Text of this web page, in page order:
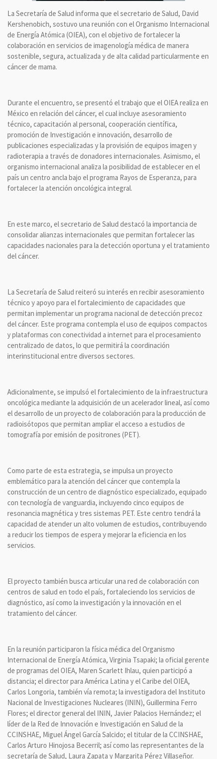
La Secretaría de Salud informa que el secretario de Salud, David
Kershenobich, sostuvo una reunión con el Organismo Internacional
de Energía Atómica (OIEA), con el objetivo de fortalecer la
colaboración en servicios de imagenología médica de manera
sostenible, segura, actualizada y de alta calidad particularmente en
cáncer de mama.
Durante el encuentro, se presentó el trabajo que el OIEA realiza en
México en relación del cáncer, el cual incluye asesoramiento
técnico, capacitación al personal, cooperación científica,
promoción de Investigación e innovación, desarrollo de
publicaciones especializadas y la provisión de equipos imagen y
radioterapia a través de donadores internacionales. Asimismo, el
organismo internacional analiza la posibilidad de establecer en el
país un centro ancla bajo el programa Rayos de Esperanza, para
fortalecer la atención oncológica integral.
En este marco, el secretario de Salud destacó la importancia de
consolidar alianzas internacionales que permitan fortalecer las
capacidades nacionales para la detección oportuna y el tratamiento
del cáncer.
La Secretaría de Salud reiteró su interés en recibir asesoramiento
técnico y apoyo para el fortalecimiento de capacidades que
permitan implementar un programa nacional de detección precoz
del cáncer. Este programa contempla el uso de equipos compactos
y plataformas con conectividad a internet para el procesamiento
centralizado de datos, lo que permitirá la coordinación
interinstitucional entre diversos sectores.
Adicionalmente, se impulsó el fortalecimiento de la infraestructura
oncológica mediante la adquisición de un acelerador lineal, así como
el desarrollo de un proyecto de colaboración para la producción de
radioisótopos que permitan ampliar el acceso a estudios de
tomografía por emisión de positrones (PET).
Como parte de esta estrategia, se impulsa un proyecto
emblemático para la atención del cáncer que contempla la
construcción de un centro de diagnóstico especializado, equipado
con tecnología de vanguardia, incluyendo cinco equipos de
resonancia magnética y tres sistemas PET. Este centro tendrá la
capacidad de atender un alto volumen de estudios, contribuyendo
a reducir los tiempos de espera y mejorar la eficiencia en los
servicios.
El proyecto también busca articular una red de colaboración con
centros de salud en todo el país, fortaleciendo los servicios de
diagnóstico, así como la investigación y la innovación en el
tratamiento del cáncer.
En la reunión participaron la física médica del Organismo
Internacional de Energía Atómica, Virginia Tsapaki; la oficial gerente
de programas del OIEA, Maren Scarlett Ihlau, quien participó a
distancia; el director para América Latina y el Caribe del OIEA,
Carlos Longoria, también vía remota; la investigadora del Instituto
Nacional de Investigaciones Nucleares (ININ), Guillermina Ferro
Flores; el director general del ININ, Javier Palacios Hernández; el
líder de la Red de Innovación e Investigación en Salud de la
CCINSHAE, Miguel Ángel García Salcido; el titular de la CCINSHAE,
Carlos Arturo Hinojosa Becerril; así como las representantes de la
secretaría de Salud, Laura Zapata y Margarita Pérez Villaseñor.